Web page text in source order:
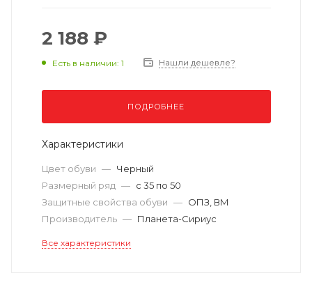
2 188 ₽
Есть в наличии: 1 Нашли дешевле?
ПОДРОБНЕЕ
Характеристики
Цвет обуви — Черный
Размерный ряд — с 35 по 50
Защитные свойства обуви — ОПЗ, ВМ
Производитель — Планета-Сириус
Все характеристики